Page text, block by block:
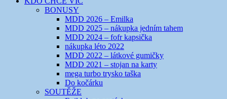
BONUSY
MDD 2026 – Emilka
MDD 2025 – nákupka jedním tahem
MDD 2024 – fofr kapsička
nákupka léto 2022
MDD 2022 – látkové gumičky
MDD 2021 – stojan na karty
mega turbo trysko taška
Do kočárku
SOUTĚŽE